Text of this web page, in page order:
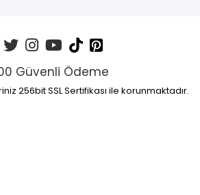
Güvenli Ödeme
256bit SSL Sertifikası ile korunmaktadır.